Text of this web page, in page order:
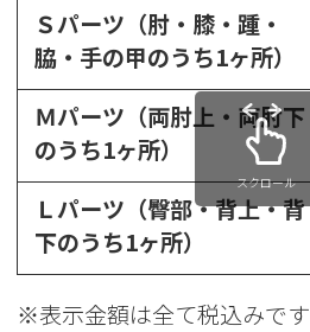
Ｓパーツ（肘・膝・踵・
脇・手の甲のうち1ヶ所）
Ｍパーツ（両肘上・両肘下
のうち1ヶ所）
Ｌパーツ（臀部・背上・背
下のうち1ヶ所）
※表示金額は全て税込みです
スクロール